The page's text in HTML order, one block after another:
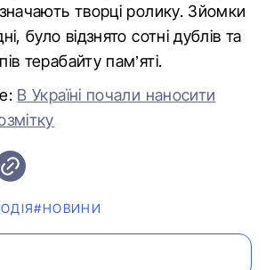
творці ролику. Зйомки
було відзнято сотні дублів та
терабайту пам’яті.
В Україні почали наносити
#НОВИНИ